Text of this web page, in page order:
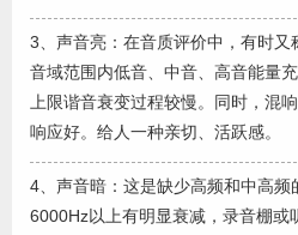
3、声音亮：在音质评价中，有时又
音域范围内低音、中音、高音能量
上限谐音衰变过程较慢。同时，混
响应好。给人一种亲切、活跃感。
4、声音暗：这是缺少高频和中高
6000Hz以上有明显衰减，录音棚或